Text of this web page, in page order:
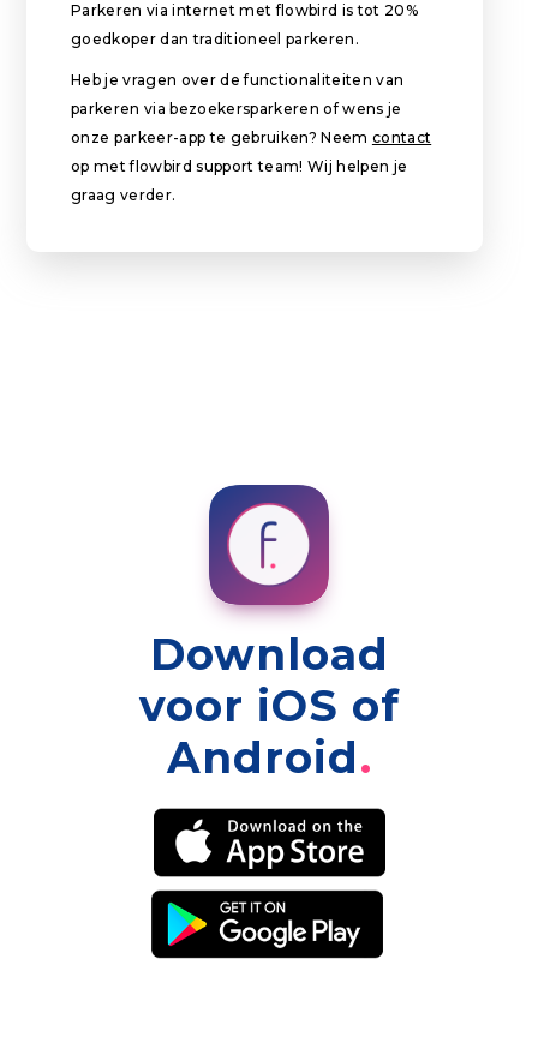
Parkeren via internet met flowbird is tot 20%
goedkoper dan traditioneel parkeren.
Heb je vragen over de functionaliteiten van
parkeren via bezoekersparkeren of wens je
onze parkeer-app te gebruiken? Neem contact
op met flowbird support team! Wij helpen je
graag verder.
Download
voor iOS of
Android